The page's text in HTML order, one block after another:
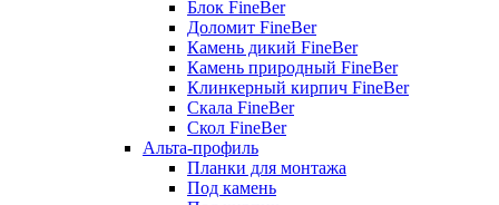
Блок FineBer
Доломит FineBer
Камень дикий FineBer
Камень природный FineBer
Клинкерный кирпич FineBer
Скала FineBer
Скол FineBer
Альта-профиль
Планки для монтажа
Под камень